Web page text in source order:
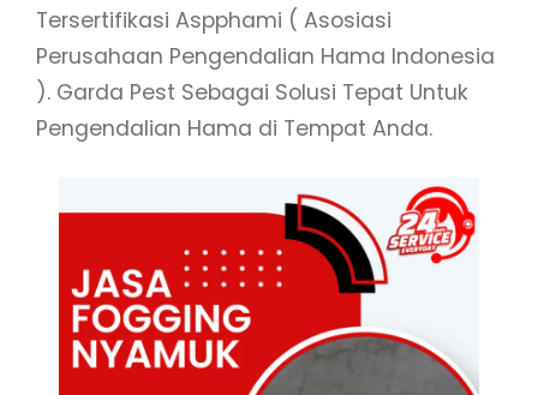
Tersertifikasi Aspphami ( Asosiasi
Perusahaan Pengendalian Hama Indonesia
). Garda Pest Sebagai Solusi Tepat Untuk
Pengendalian Hama di Tempat Anda.